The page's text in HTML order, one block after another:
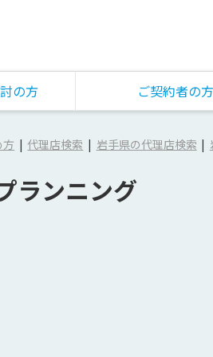
の方 ご契約者の方
代理店検索 岩手県の代理店検索
ランニング